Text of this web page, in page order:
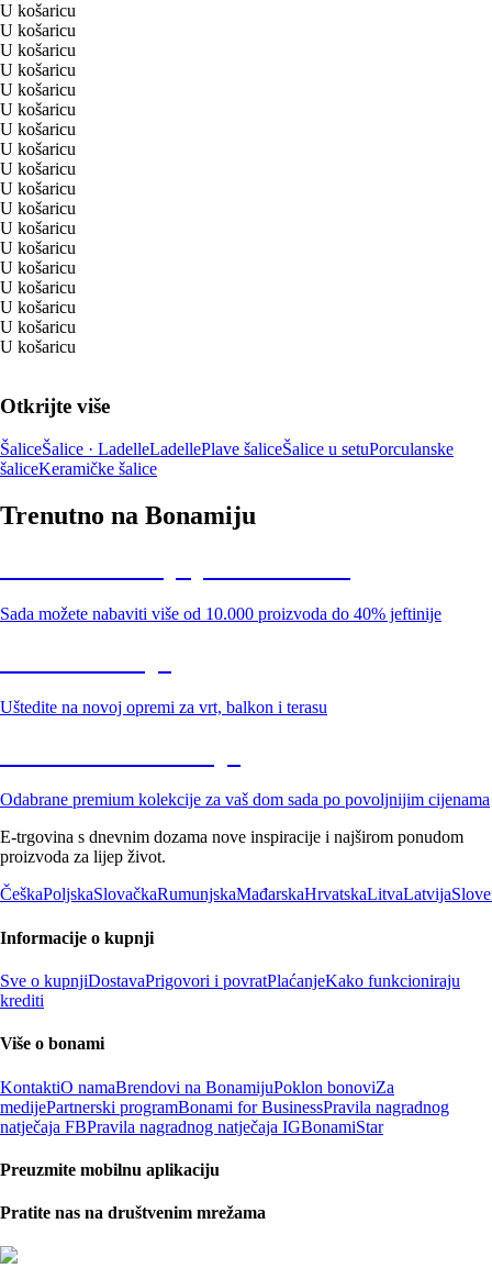
U košaricu
U košaricu
U košaricu
U košaricu
U košaricu
U košaricu
U košaricu
U košaricu
U košaricu
U košaricu
U košaricu
U košaricu
U košaricu
U košaricu
U košaricu
U košaricu
U košaricu
U košaricu
Otkrijte više
ŠaliceŠalice · LadelleLadellePlave šaliceŠalice u setuPorculanske
šaliceKeramičke šalice
Trenutno na Bonamiju
Sada možete nabaviti više od 10.000 proizvoda do 40% jeftinije
Uštedite na novoj opremi za vrt, balkon i terasu
Odabrane premium kolekcije za vaš dom sada po povoljnijim cijenama
E-trgovina s dnevnim dozama nove inspiracije i najširom ponudom
proizvoda za lijep život.
ČeškaPoljskaSlovačkaRumunjskaMađarskaHrvatskaLitvaLatvija
Informacije o kupnji
Sve o kupnjiDostavaPrigovori i povratPlaćanjeKako funkcioniraju
krediti
Više o bonami
KontaktiO namaBrendovi na BonamijuPoklon bonoviZa
medijePartnerski programBonami for BusinessPravila nagradnog
natječaja FBPravila nagradnog natječaja IGBonamiStar
Preuzmite mobilnu aplikaciju
Pratite nas na društvenim mrežama